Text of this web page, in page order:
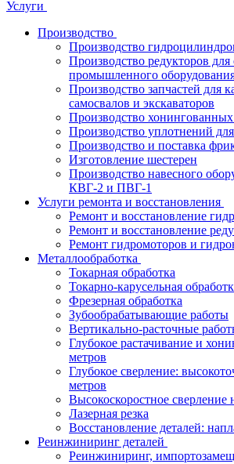
Услуги
Производство
Производство
Производство редукторов
промышленного
Производство запчастей для
самосвалов и экскаваторов
Производство
Производство уплотнений
Производство и поставка
Изготовление шестерен
Производство навесного
КВГ-2 и ПВГ-1
Услуги ремонта и восстановления
Ремонт и восстановление
Ремонт и восстановление
Ремонт гидромоторов и
Металлообработка
Токарная обработка
Токарно-карусельная
Фрезерная обработка
Зубообрабатывающие работы
Вертикально-расточные
Глубокое растачивание и
метров
Глубокое сверление:
метров
Высокоскоростное
Лазерная резка
Восстановление деталей:
Реинжиниринг деталей
Реинжиниринг,